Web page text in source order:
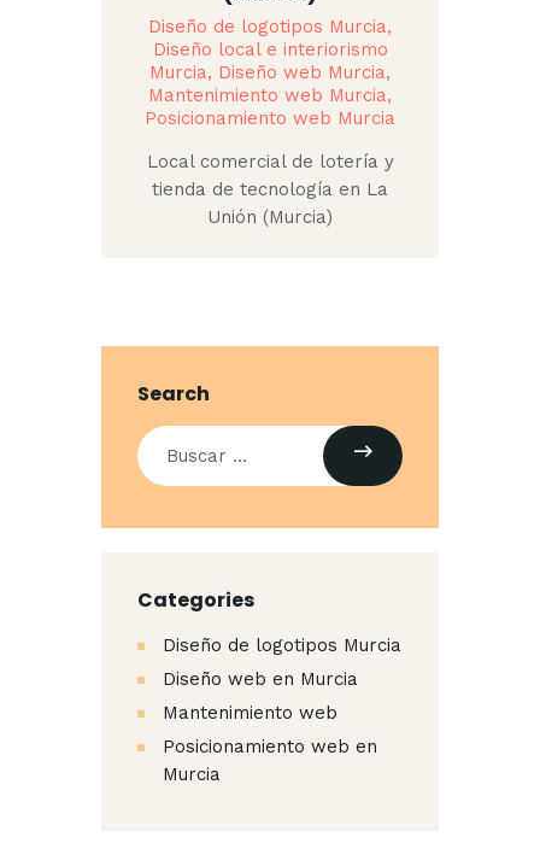
Diseño de logotipos Murcia,
Diseño local e interiorismo
Murcia, Diseño web Murcia,
Mantenimiento web Murcia,
Posicionamiento web Murcia
Local comercial de lotería y
tienda de tecnología en La
Unión (Murcia)
Search
Buscar:
Categories
Diseño de logotipos Murcia
Diseño web en Murcia
Mantenimiento web
Posicionamiento web en
Murcia